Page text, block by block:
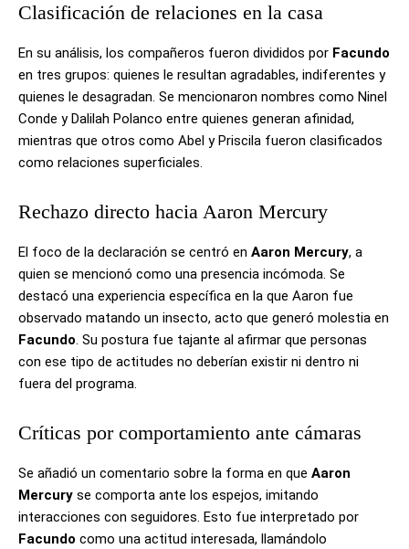
Clasificación de relaciones en la casa
En su análisis, los compañeros fueron divididos por Facundo
en tres grupos: quienes le resultan agradables, indiferentes y
quienes le desagradan. Se mencionaron nombres como Ninel
Conde y Dalilah Polanco entre quienes generan afinidad,
mientras que otros como Abel y Priscila fueron clasificados
como relaciones superficiales.
Rechazo directo hacia Aaron Mercury
El foco de la declaración se centró en Aaron Mercury, a
quien se mencionó como una presencia incómoda. Se
destacó una experiencia específica en la que Aaron fue
observado matando un insecto, acto que generó molestia en
Facundo. Su postura fue tajante al afirmar que personas
con ese tipo de actitudes no deberían existir ni dentro ni
fuera del programa.
Críticas por comportamiento ante cámaras
Se añadió un comentario sobre la forma en que Aaron
Mercury se comporta ante los espejos, imitando
interacciones con seguidores. Esto fue interpretado por
Facundo como una actitud interesada, llamándolo